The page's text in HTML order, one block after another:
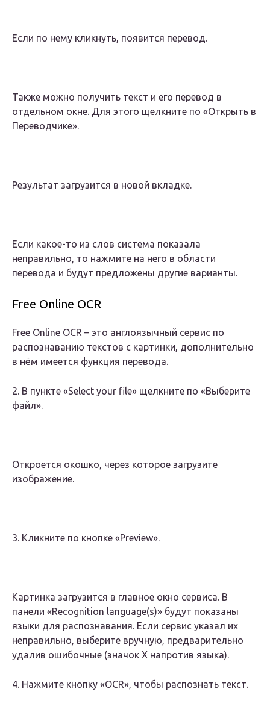
Если по нему кликнуть, появится перевод.
Также можно получить текст и его перевод в
отдельном окне. Для этого щелкните по «Открыть в
Переводчике».
Результат загрузится в новой вкладке.
Если какое-то из слов система показала
неправильно, то нажмите на него в области
перевода и будут предложены другие варианты.
Free Online OCR
Free Online OCR – это англоязычный сервис по
распознаванию текстов с картинки, дополнительно
в нём имеется функция перевода.
2. В пункте «Select your file» щелкните по «Выберите
файл».
Откроется окошко, через которое загрузите
изображение.
3. Кликните по кнопке «Preview».
Картинка загрузится в главное окно сервиса. В
панели «Recognition language(s)» будут показаны
языки для распознавания. Если сервис указал их
неправильно, выберите вручную, предварительно
удалив ошибочные (значок X напротив языка).
4. Нажмите кнопку «OCR», чтобы распознать текст.